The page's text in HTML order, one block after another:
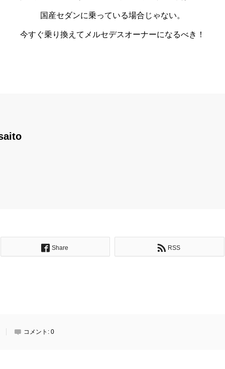
国産セダンに乗っている場合じゃない。
今すぐ乗り換えてメルセデスオーナーになるべき！
Share RSS
コメント: 0